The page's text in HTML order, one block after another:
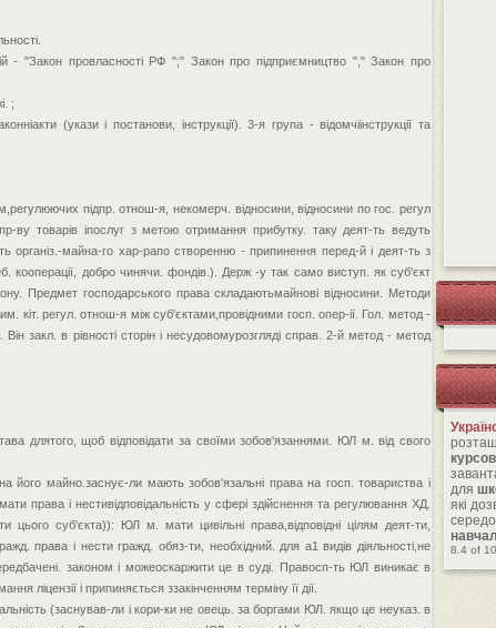
"Закон провласності РФ ";" Закон про підприємництво "," Закон про
;
(укази і постанови, інструкції). 3-я група - відомчіінструкції та
підпр. отнош-я, некомерч. відносини, відносини по гос. регул
ву товарів іпослуг з метою отримання прибутку. таку деят-ть ведуть
організ.-майна-го хар-рапо створенню - припинення перед-й і деят-ть з
добро чинячи. фондів.). Держ -у так само виступ. як суб'єкт
Предмет господарського права складаютьмайнові відносини. Методи
кіт. регул. отнош-я між суб'єктами,провідними госп. опер-ії. Гол. метод -
закл. в рівності сторін і несудовомурозгляді справ. 2-й метод - метод
длятого, щоб відповідати за своїми зобов'язаннями. ЮЛ м. від свого
майно.заснує-ли мають зобов'язальні права на госп. товариства і
права і нестивідповідальність у сфері здійснення та регулювання ХД.
цього суб'єкта)): ЮЛ м. мати цивільні права,відповідні цілям деят-ти,
права і нести гражд. обяз-ти, необхідний. для а1 видів діяльності,не
законом і можеоскаржити це в суді. Правосп-ть ЮЛ виникає в
ліцензії і припиняється ззакінченням терміну її дії.
(заснував-ли і кори-ки не овець. за боргами ЮЛ. якщо це неуказ. в
для
які
8.4 of 10